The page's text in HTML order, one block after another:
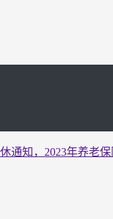
通知，2023年养老